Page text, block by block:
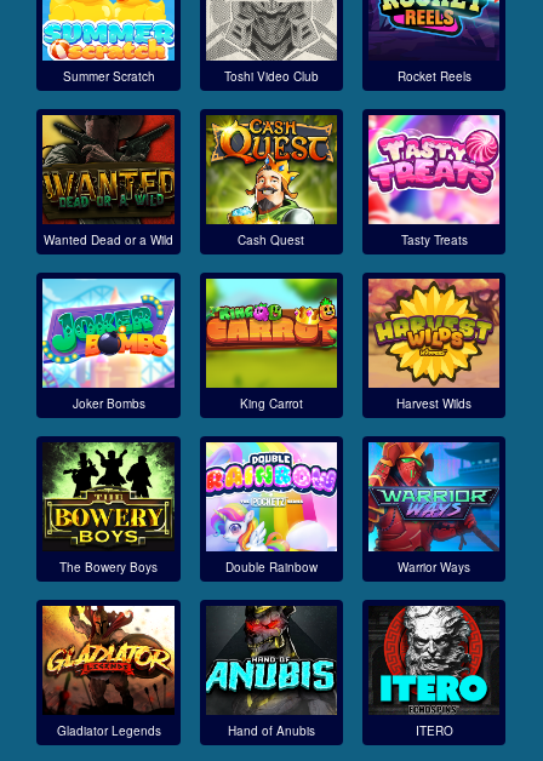
Summer Scratch Toshi Video Club Rocket Reels
Wanted Dead or a Wild Cash Quest Tasty Treats
Joker Bombs King Carrot Harvest Wilds
The Bowery Boys Double Rainbow Warrior Ways
Gladiator Legends Hand of Anubis ITERO